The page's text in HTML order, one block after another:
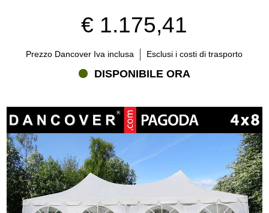
€ 1.175,41
Prezzo Dancover Iva inclusa Esclusi i costi di trasporto
DISPONIBILE ORA